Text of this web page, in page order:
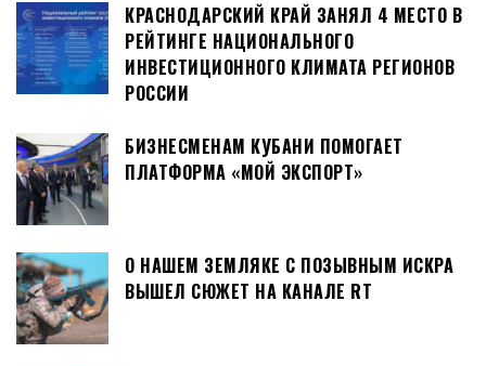
КРАСНОДАРСКИЙ КРАЙ ЗАНЯЛ 4 МЕСТО В
РЕЙТИНГЕ НАЦИОНАЛЬНОГО
ИНВЕСТИЦИОННОГО КЛИМАТА РЕГИОНОВ
РОССИИ
БИЗНЕСМЕНАМ КУБАНИ ПОМОГАЕТ
ПЛАТФОРМА «МОЙ ЭКСПОРТ»
О НАШЕМ ЗЕМЛЯКЕ С ПОЗЫВНЫМ ИСКРА
ВЫШЕЛ СЮЖЕТ НА КАНАЛЕ RT